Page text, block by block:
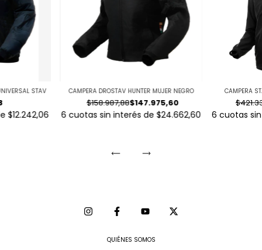
STAV
$12.242,06
CAMPERA DROSTAV HUNTER MUJER NEGRO
$147.975,60
$158.987,88
6 cuotas sin interés de $24.662,60
CAMPERA
6 cuotas
QUIÉNES SOMOS